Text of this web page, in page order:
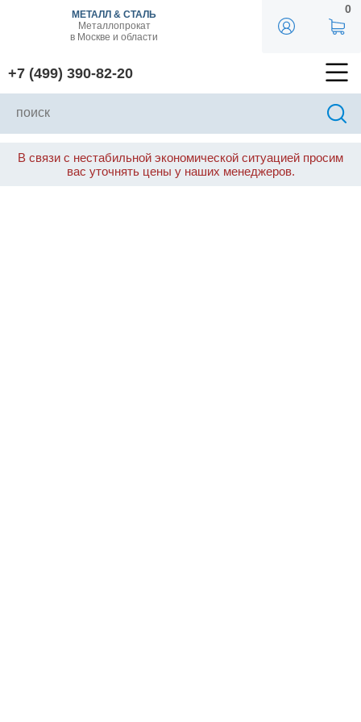
МЕТАЛЛ & СТАЛЬ
Металлопрокат
в Москве и области
+7 (499) 390-82-20
0
В связи с нестабильной экономической ситуацией просим
вас уточнять цены у наших менеджеров.